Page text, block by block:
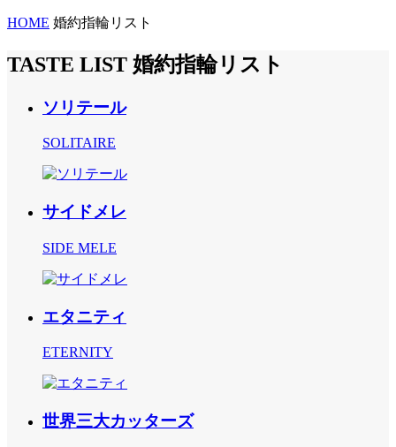
HOME 婚約指輪リスト
TASTE LIST 婚約指輪リスト
ソリテール
SOLITAIRE
サイドメレ
SIDE MELE
エタニティ
ETERNITY
世界三大カッターズ